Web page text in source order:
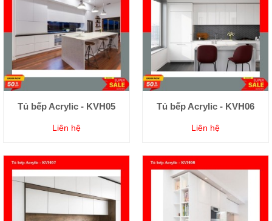
Tủ bếp Acrylic - KVH05
Liên hệ
Tủ bếp Acrylic - KVH06
Liên hệ